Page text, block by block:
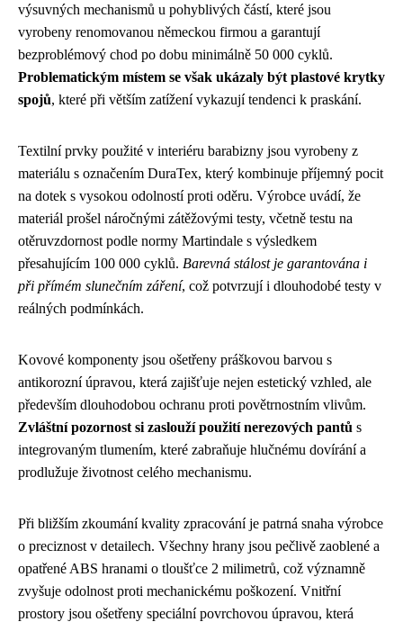
výsuvných mechanismů u pohyblivých částí, které jsou
vyrobeny renomovanou německou firmou a garantují
bezproblémový chod po dobu minimálně 50 000 cyklů.
Problematickým místem se však ukázaly být plastové krytky
spojů, které při větším zatížení vykazují tendenci k praskání.
Textilní prvky použité v interiéru barabizny jsou vyrobeny z
materiálu s označením DuraTex, který kombinuje příjemný pocit
na dotek s vysokou odolností proti oděru. Výrobce uvádí, že
materiál prošel náročnými zátěžovými testy, včetně testu na
otěruvzdornost podle normy Martindale s výsledkem
přesahujícím 100 000 cyklů. Barevná stálost je garantována i
při přímém slunečním záření, což potvrzují i dlouhodobé testy v
reálných podmínkách.
Kovové komponenty jsou ošetřeny práškovou barvou s
antikorozní úpravou, která zajišťuje nejen estetický vzhled, ale
především dlouhodobou ochranu proti povětrnostním vlivům.
Zvláštní pozornost si zaslouží použití nerezových pantů s
integrovaným tlumením, které zabraňuje hlučnému dovírání a
prodlužuje životnost celého mechanismu.
Při bližším zkoumání kvality zpracování je patrná snaha výrobce
o preciznost v detailech. Všechny hrany jsou pečlivě zaoblené a
opatřené ABS hranami o tloušťce 2 milimetrů, což významně
zvyšuje odolnost proti mechanickému poškození. Vnitřní
prostory jsou ošetřeny speciální povrchovou úpravou, která